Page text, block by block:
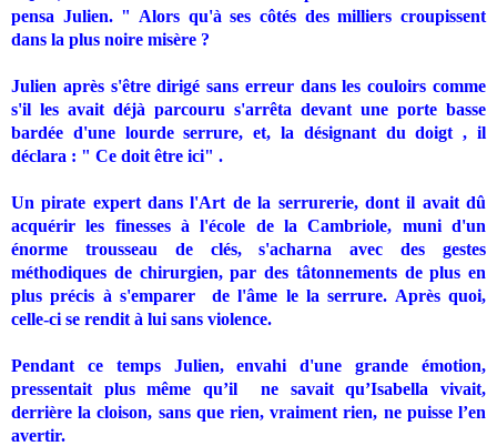
pensa Julien. " Alors qu'à ses côtés des milliers croupissent
dans la plus noire misère ?
Julien après s'être dirigé sans erreur dans les couloirs comme
s'il les avait déjà parcouru s'arrêta devant une porte basse
bardée d'une lourde serrure, et, la désignant du doigt , il
déclara : " Ce doit être ici" .
Un pirate expert dans l'Art de la serrurerie, dont il avait dû
acquérir les finesses à l'école de la Cambriole, muni d'un
énorme trousseau de clés, s'acharna avec des gestes
méthodiques de chirurgien, par des tâtonnements de plus en
plus précis à s'emparer
de l'âme le la serrure. Après quoi,
celle-ci se rendit à lui sans violence.
Pendant ce temps Julien, envahi d'une grande émotion,
pressentait plus même qu’il
ne savait qu’Isabella vivait,
derrière la cloison, sans que rien, vraiment rien, ne puisse l’en
avertir.